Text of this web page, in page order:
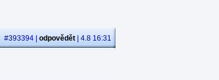
#393394 | odpovědět | 4.8 16:31